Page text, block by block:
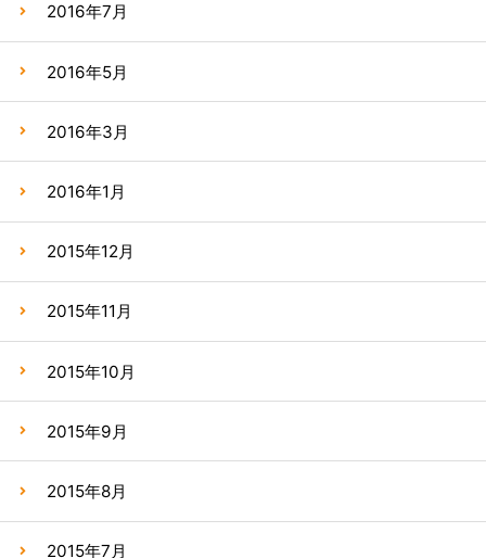
2016年7月
2016年5月
2016年3月
2016年1月
2015年12月
2015年11月
2015年10月
2015年9月
2015年8月
2015年7月